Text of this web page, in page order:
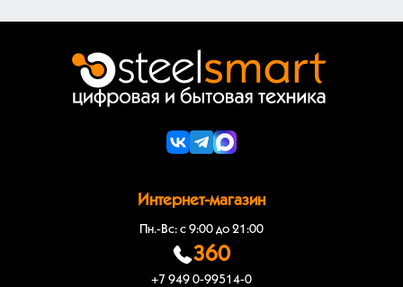
Интернет-магазин
Пн.-Вс: с 9:00 до 21:00
360
+7 949 0-99514-0